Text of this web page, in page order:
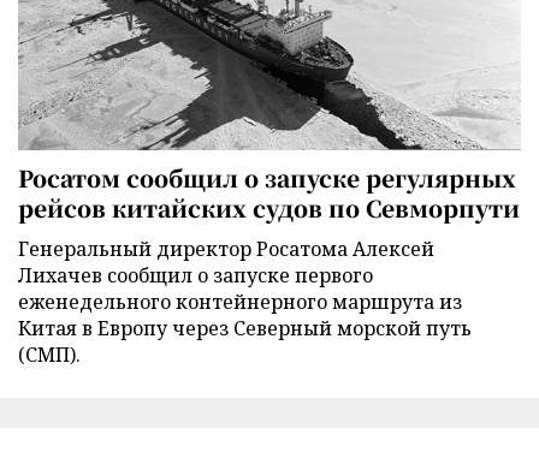
Росатом сообщил о запуске регулярных
рейсов китайских судов по Севморпути
Генеральный директор Росатома Алексей
Лихачев сообщил о запуске первого
еженедельного контейнерного маршрута из
Китая в Европу через Северный морской путь
(СМП).